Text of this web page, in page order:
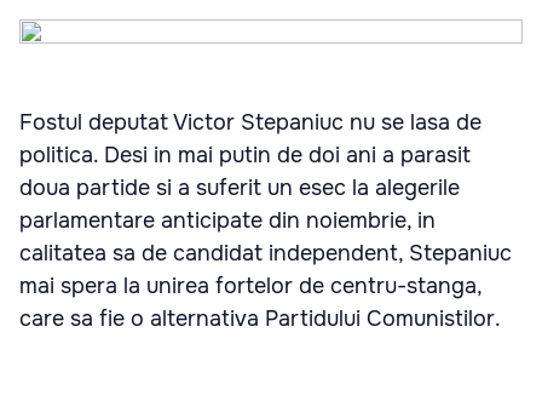
Fostul deputat Victor Stepaniuc nu se lasa de
politica. Desi in mai putin de doi ani a parasit
doua partide si a suferit un esec la alegerile
parlamentare anticipate din noiembrie, in
calitatea sa de candidat independent, Stepaniuc
mai spera la unirea fortelor de centru-stanga,
care sa fie o alternativa Partidului Comunistilor.